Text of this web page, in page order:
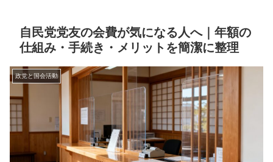
自民党党友の会費が気になる人へ｜年額の
仕組み・手続き・メリットを簡潔に整理
政党と国会活動